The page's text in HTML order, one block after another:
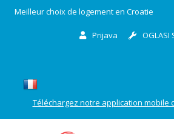
Meilleur choix de logement en Croatie
Prijava OGLASI
Téléchargez notre application mobile